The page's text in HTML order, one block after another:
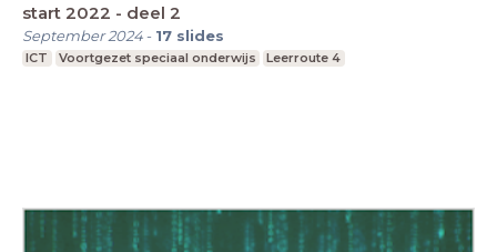
start 2022 - deel 2
September 2024- 17 slides
ICT Voortgezet speciaal onderwijs Leerroute 4